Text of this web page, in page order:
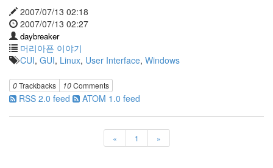
2007/07/13 02:18
2007/07/13 02:27
daybreaker
머리아픈 이야기
CUI, GUI, Linux, User Interface, Windows
0Trackbacks 10Comments
RSS 2.0 feed ATOM 1.0 feed
« 1 »
Posts
텍
스
트
큐
브
공
지
사